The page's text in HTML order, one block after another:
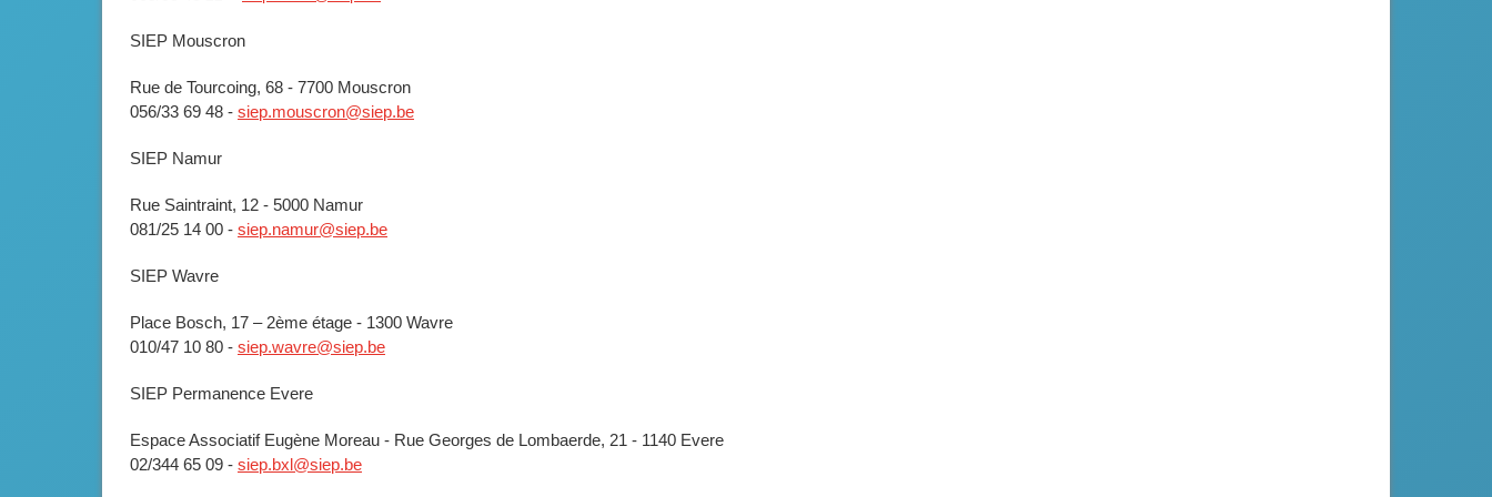
SIEP Mouscron
Rue de Tourcoing, 68 - 7700 Mouscron
056/33 69 48 - siep.mouscron@siep.be
SIEP Namur
Rue Saintraint, 12 - 5000 Namur
081/25 14 00 - siep.namur@siep.be
SIEP Wavre
Place Bosch, 17 – 2ème étage - 1300 Wavre
010/47 10 80 - siep.wavre@siep.be
SIEP Permanence Evere
Espace Associatif Eugène Moreau - Rue Georges de Lombaerde, 21 - 1140 Evere
02/344 65 09 - siep.bxl@siep.be